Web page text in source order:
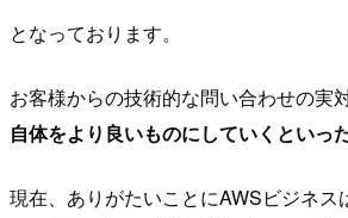
となっております。
お客様からの技術的な問い合わせの実
自体をより良いものにしていくといっ
現在、ありがたいことにAWSビジネ